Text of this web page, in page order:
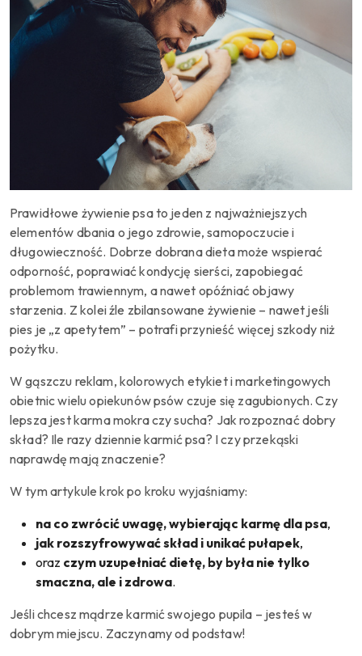
Prawidłowe żywienie psa to jeden z najważniejszych
elementów dbania o jego zdrowie, samopoczucie i
długowieczność. Dobrze dobrana dieta może wspierać
odporność, poprawiać kondycję sierści, zapobiegać
problemom trawiennym, a nawet opóźniać objawy
starzenia. Z kolei źle zbilansowane żywienie – nawet jeśli
pies je „z apetytem” – potrafi przynieść więcej szkody niż
pożytku.
W gąszczu reklam, kolorowych etykiet i marketingowych
obietnic wielu opiekunów psów czuje się zagubionych. Czy
lepsza jest karma mokra czy sucha? Jak rozpoznać dobry
skład? Ile razy dziennie karmić psa? I czy przekąski
naprawdę mają znaczenie?
W tym artykule krok po kroku wyjaśniamy:
na co zwrócić uwagę, wybierając karmę dla psa,
jak rozszyfrowywać skład i unikać pułapek,
oraz czym uzupełniać dietę, by była nie tylko
smaczna, ale i zdrowa.
Jeśli chcesz mądrze karmić swojego pupila – jesteś w
dobrym miejscu. Zaczynamy od podstaw!